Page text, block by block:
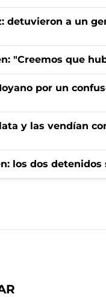
detuvieron a un
"Creemos que
por un
y las vendían
los dos detenidos